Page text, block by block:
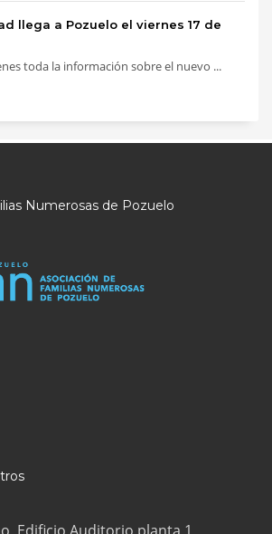
llega a Pozuelo el viernes 17 de
toda la información sobre el nuevo ...
Numerosas de Pozuelo